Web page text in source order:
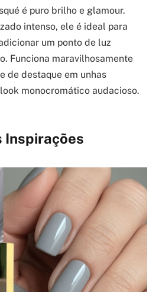
é puro brilho e glamour.
intenso, ele é ideal para
um ponto de luz
Funciona maravilhosamente
de destaque em unhas
monocromático audacioso.
Inspirações